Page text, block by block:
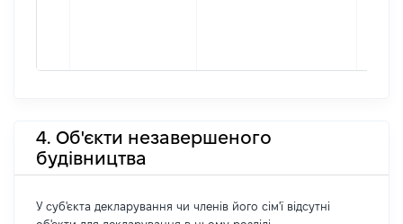
4. Об'єкти незавершеного
будівництва
У суб'єкта декларування чи членів його сім'ї відсутні